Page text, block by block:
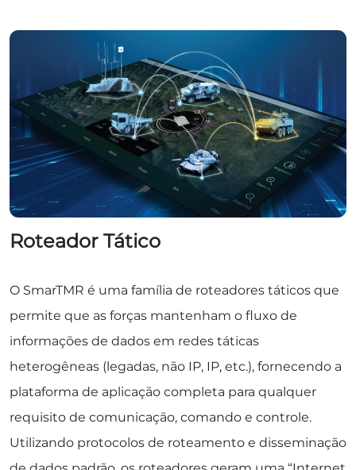
Roteador Tático
O SmarTMR é uma família de roteadores táticos que
permite que as forças mantenham o fluxo de
informações de dados em redes táticas
heterogêneas (legadas, não IP, IP, etc.), fornecendo a
plataforma de aplicação completa para qualquer
requisito de comunicação, comando e controle.
Utilizando protocolos de roteamento e disseminação